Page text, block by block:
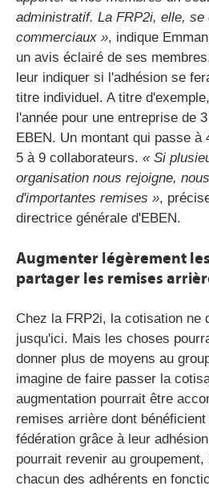
administratif. La FRP2i, elle,
commerciaux », indique
un avis éclairé de ses
leur indiquer si l'adhésion se
titre individuel. A titre
l'année pour une entreprise de
EBEN. Un montant qui passe à
5 à 9 collaborateurs. « Si
organisation nous rejoigne,
d'importantes remises »,
directrice générale d'EBEN.
Augmenter légèrement
partager les remises
Chez la FRP2i, la cotisation ne
jusqu'ici. Mais les choses
donner plus de moyens au
imagine de faire passer la
augmentation pourrait être
remises arrière dont
fédération grâce à leur
pourrait revenir au
chacun des adhérents en